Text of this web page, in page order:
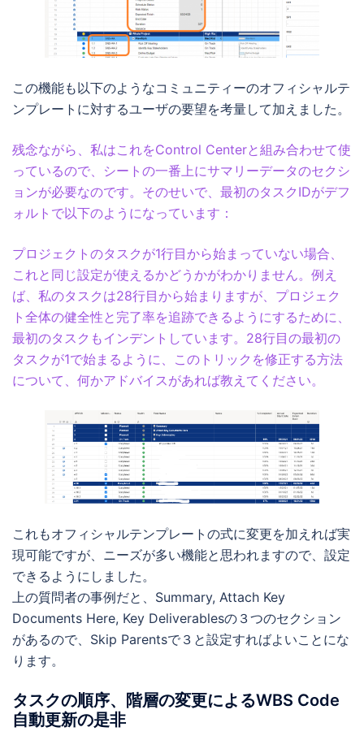
この機能も以下のようなコミュニティーのオフィシャルテ
ンプレートに対するユーザの要望を考量して加えました。
残念ながら、私はこれをControl Centerと組み合わせて使
っているので、シートの一番上にサマリーデータのセクシ
ョンが必要なのです。そのせいで、最初のタスクIDがデフ
ォルトで以下のようになっています：
プロジェクトのタスクが1行目から始まっていない場合、
これと同じ設定が使えるかどうかがわかりません。例え
ば、私のタスクは28行目から始まりますが、プロジェク
ト全体の健全性と完了率を追跡できるようにするために、
最初のタスクもインデントしています。28行目の最初の
タスクが1で始まるように、このトリックを修正する方法
について、何かアドバイスがあれば教えてください。
これもオフィシャルテンプレートの式に変更を加えれば実
現可能ですが、ニーズが多い機能と思われますので、設定
できるようにしました。
上の質問者の事例だと、Summary, Attach Key
Documents Here, Key Deliverablesの３つのセクション
があるので、Skip Parentsで３と設定すればよいことにな
ります。
タスクの順序、階層の変更によるWBS Code
自動更新の是非